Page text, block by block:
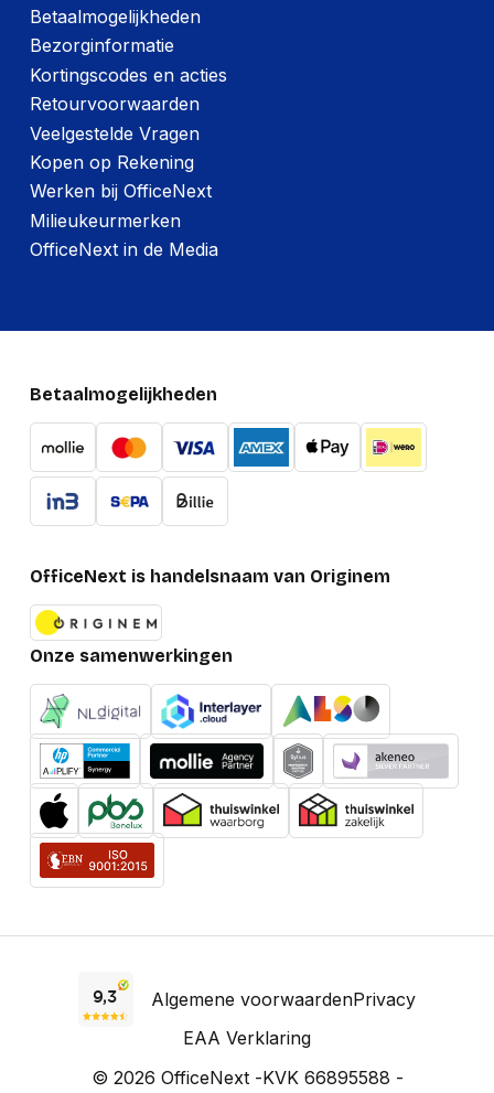
Betaalmogelijkheden
Bezorginformatie
Kortingscodes en acties
Retourvoorwaarden
Veelgestelde Vragen
Kopen op Rekening
Werken bij OfficeNext
Milieukeurmerken
OfficeNext in de Media
Betaalmogelijkheden
OfficeNext is handelsnaam van Originem
Onze samenwerkingen
Algemene voorwaardenPrivacy
EAA Verklaring
© 2026 OfficeNext -KVK 66895588 -